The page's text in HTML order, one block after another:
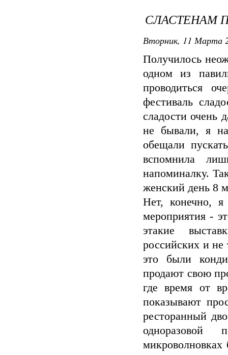
СЛАСТЕНАМ
Вторник, 11 Марта
Получилось
одном из
проводиться
фестиваль
сладости очень
не бывали, я на
обещали
вспомнила
напоминалку.
женский день 8
Нет, конечно,
мероприятия -
этакие
российских и не
это были
продают свою
где время от
показывают
ресторанный